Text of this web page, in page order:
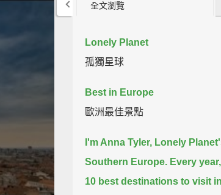
全文瀏覽
Lonely Planet
孤獨星球
Best in Europe
歐洲最佳景點
I'm Anna Tyler, Lonely
Southern Europe. Every
10 best destinations to visit